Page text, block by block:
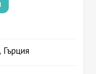
Гърция